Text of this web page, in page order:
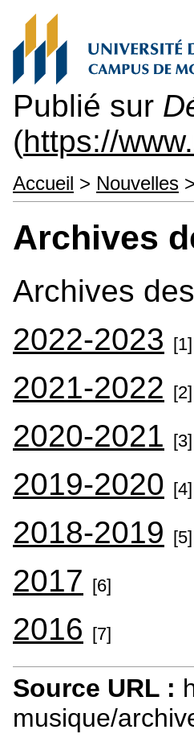
Publié sur
(https://
Accueil > Nouvelles
Archives
Archives
2022-2023 [1]
2021-2022 [2]
2020-2021 [3]
2019-2020 [4]
2018-2019 [5]
2017 [6]
2016 [7]
Source URL :
musique/